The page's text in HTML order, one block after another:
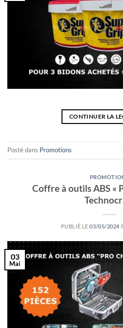
CONTINUER LA
Posté dans Promotions
Coffre à outils ABS «
PUBLIÉ LE03/05/2024
03
Mai